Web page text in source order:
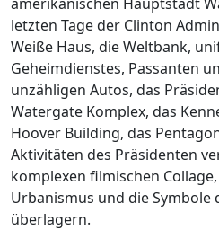
letzten Tage der Clinton
Weiße Haus, die Weltbank,
Geheimdienstes, Passanten
unzähligen Autos, das
Watergate Komplex, das
Hoover Building, das
Aktivitäten des Präsidenten
komplexen filmischen
Urbanismus und die Symbole
überlagern.